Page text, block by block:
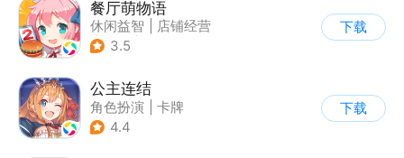
餐厅萌物语
休闲益智
店铺经营
| 美食
3.5
下载
公主连结
角色扮演
卡牌
| 异世界
4.4
下载